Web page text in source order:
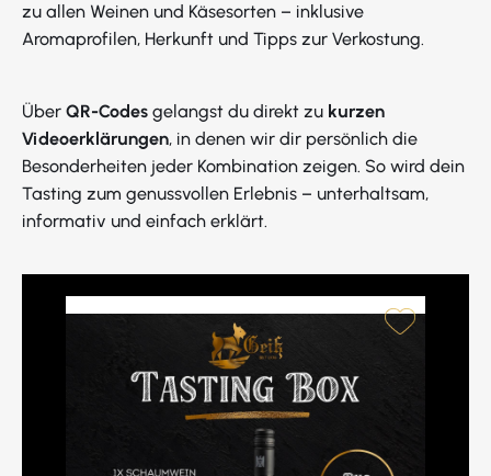
zu allen Weinen und Käsesorten – inklusive
Aromaprofilen, Herkunft und Tipps zur Verkostung.
Über QR-Codes gelangst du direkt zu kurzen
Videoerklärungen, in denen wir dir persönlich die
Besonderheiten jeder Kombination zeigen. So wird dein
Tasting zum genussvollen Erlebnis – unterhaltsam,
informativ und einfach erklärt.